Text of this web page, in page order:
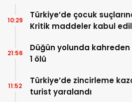
Türkiye’de çocuk
Kritik maddeler kabul
10:29
Düğün yolunda
1 ölü
21:56
Türkiye’de zincirleme
turist yaralandı
11:52